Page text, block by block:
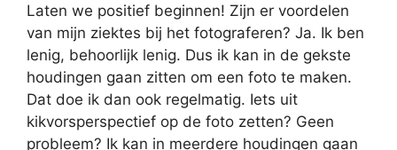
Laten we positief beginnen! Zijn er voordelen
van mijn ziektes bij het fotograferen? Ja. Ik ben
lenig, behoorlijk lenig. Dus ik kan in de gekste
houdingen gaan zitten om een foto te maken.
Dat doe ik dan ook regelmatig. Iets uit
kikvorsperspectief op de foto zetten? Geen
probleem? Ik kan in meerdere houdingen gaan